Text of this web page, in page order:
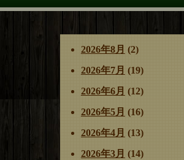
2026年8月 (2)
2026年7月 (19)
2026年6月 (12)
2026年5月 (16)
2026年4月 (13)
2026年3月 (14)